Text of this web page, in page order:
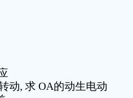
动, 求 OA的动生电动